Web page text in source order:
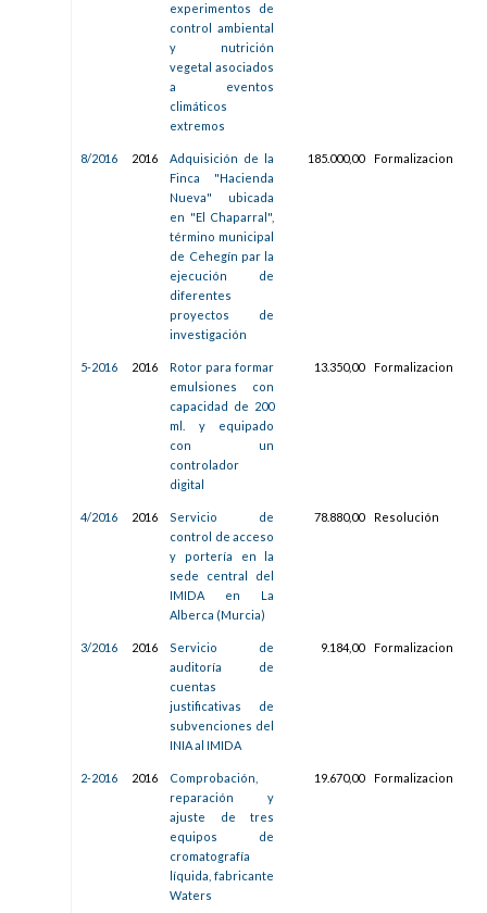
experimentos de
control ambiental
y nutrición
vegetal asociados
a eventos
climáticos
extremos
8/2016 2016
Adquisición de la
Finca "Hacienda
Nueva" ubicada
en "El Chaparral",
término municipal
de Cehegín par la
ejecución de
diferentes
proyectos de
investigación
185.000,00 Formalizacion
5-2016 2016
Rotor para formar
emulsiones con
capacidad de 200
ml. y equipado
con un
controlador
digital
13.350,00 Formalizacion
4/2016 2016
Servicio de
control de acceso
y portería en la
sede central del
IMIDA en La
Alberca (Murcia)
78.880,00 Resolución
3/2016 2016
Servicio de
auditoría de
cuentas
justificativas de
subvenciones del
INIA al IMIDA
9.184,00 Formalizacion
2-2016 2016
Comprobación,
reparación y
ajuste de tres
equipos de
cromatografía
líquida, fabricante
Waters
19.670,00 Formalizacion